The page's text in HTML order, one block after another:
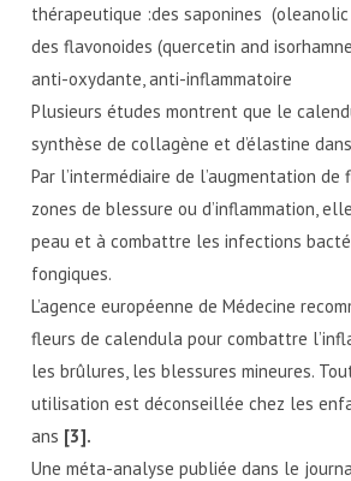
thérapeutique :des saponines
des flavonoides (quercetin and
anti-oxydante, anti-inflammatoire
Plusieurs études montrent que le
synthèse de collagène et d’élastine
Par l’intermédiaire de l’augmentation
zones de blessure ou d’inflammation,
peau et à combattre les infections
fongiques.
L’agence européenne de Médecine
fleurs de calendula pour combattre
les brûlures, les blessures mineures.
utilisation est déconseillée chez les
ans [3].
Une méta-analyse publiée dans le